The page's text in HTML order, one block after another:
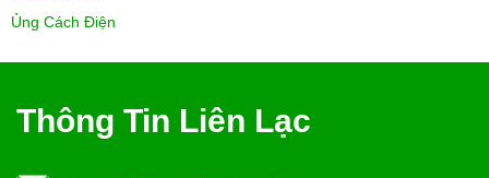
Ủng Cách Điện
Thông Tin Liên Lạc